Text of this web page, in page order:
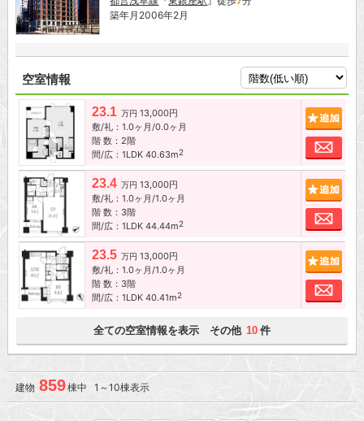
築年月2006年2月
空室情報
23.1 万円 13,000円
敷/礼：1.0ヶ月/0.0ヶ月
階 数：2階
間/広：1LDK 40.63m2
お
23.4 万円 13,000円
敷/礼：1.0ヶ月/1.0ヶ月
階 数：3階
間/広：1LDK 44.44m2
お
23.5 万円 13,000円
敷/礼：1.0ヶ月/1.0ヶ月
階 数：3階
間/広：1LDK 40.41m2
お
全ての空室情報を表示 その他 10 件
建物 859棟中 1～10棟表示